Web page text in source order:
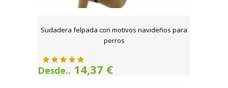
Sudadera felpada con motivos navideños para
perros
Desde.. 14,37 €